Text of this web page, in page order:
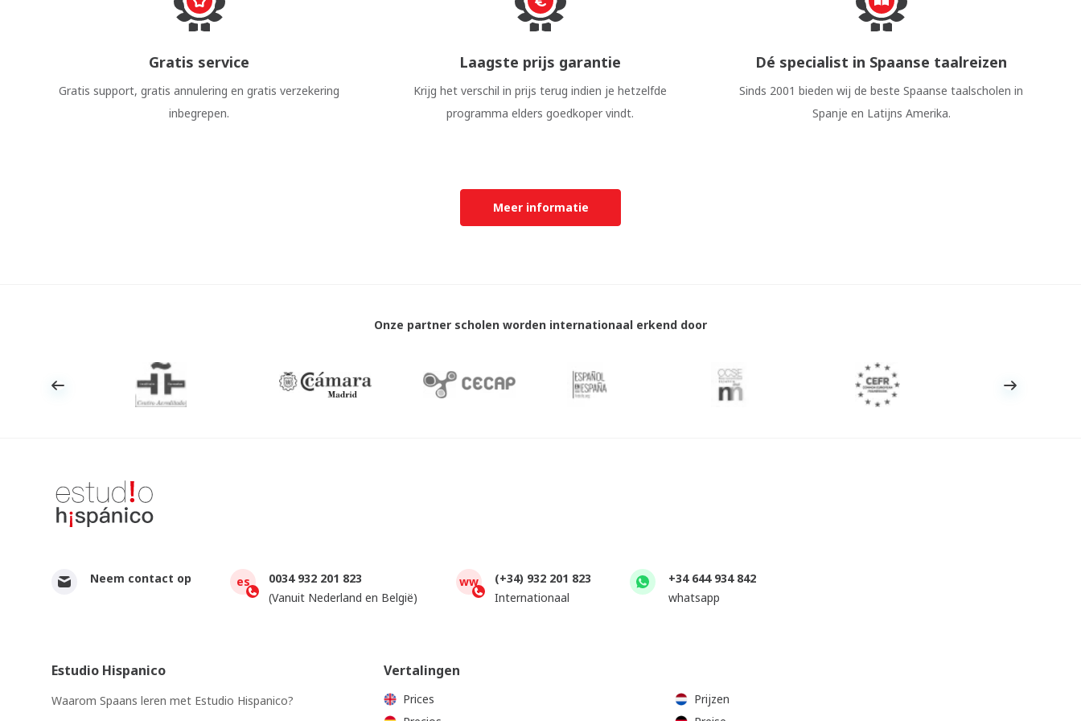
Gratis service
Gratis support, gratis annulering en gratis verzekering
inbegrepen.
Laagste prijs garantie
Krijg het verschil in prijs terug indien je hetzelfde
programma elders goedkoper vindt.
Dé specialist in Spaanse taalreizen
Sinds 2001 bieden wij de beste Spaanse taalscholen in
Spanje en Latijns Amerika.
Meer informatie
Onze partner scholen worden internationaal erkend door
Neem contact op es
0034 932 201 823
(Vanuit Nederland en België)
ww
(+34) 932 201 823
Internationaal
+34 644 934 842
whatsapp
Estudio Hispanico
Waarom Spaans leren met Estudio Hispanico?
Vertalingen
Prices
Prijzen